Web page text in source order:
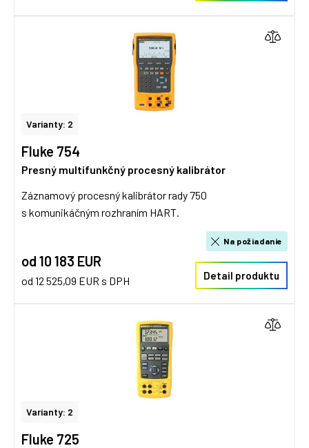
Varianty: 2
Fluke 754
Presný multifunkčný procesný kalibrátor
Záznamový procesný kalibrátor rady 750
s komunikáčným rozhraním HART.
od 10 183 EUR
od 12 525,09 EUR s DPH
Na požiadanie
Detail produktu
Varianty: 2
Fluke 725